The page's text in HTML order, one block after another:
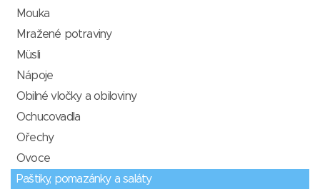
Mouka
Mražené potraviny
Müsli
Nápoje
Obilné vločky a obiloviny
Ochucovadla
Ořechy
Ovoce
Paštiky, pomazánky a saláty